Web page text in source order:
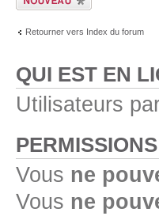
sujet
Retourner vers Index du forum
QUI EST EN
Utilisateurs
Vous ne
Vous ne